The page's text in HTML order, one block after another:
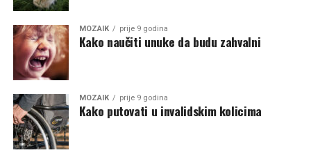
MOZAIK prije 9 godina
Kako naučiti unuke da budu zahvalni
MOZAIK prije 9 godina
Kako putovati u invalidskim kolicima